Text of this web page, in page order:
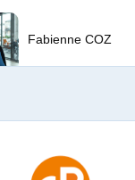
Fabienne COZ